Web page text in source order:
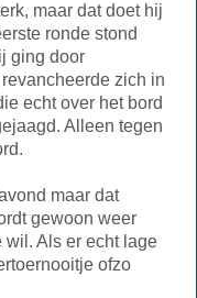
maar dat doet hij
ronde stond
ging door
zich in
echt over het bord
Alleen tegen
maar dat
gewoon weer
Als er echt lage
ofzo